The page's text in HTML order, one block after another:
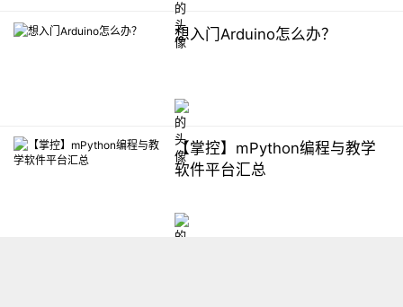
想入门Arduino怎么办？
【掌控】mPython编程与教学
软件平台汇总